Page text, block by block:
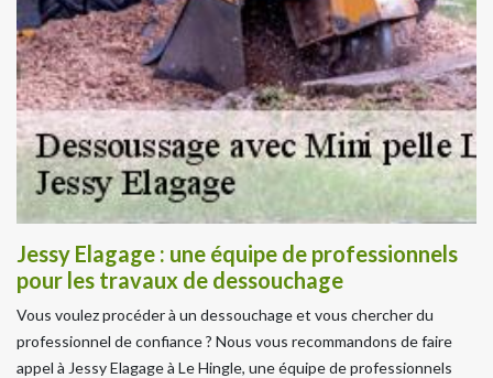
Jessy Elagage : une équipe de professionnels
pour les travaux de dessouchage
Vous voulez procéder à un dessouchage et vous chercher du
professionnel de confiance ? Nous vous recommandons de faire
appel à Jessy Elagage à Le Hingle, une équipe de professionnels